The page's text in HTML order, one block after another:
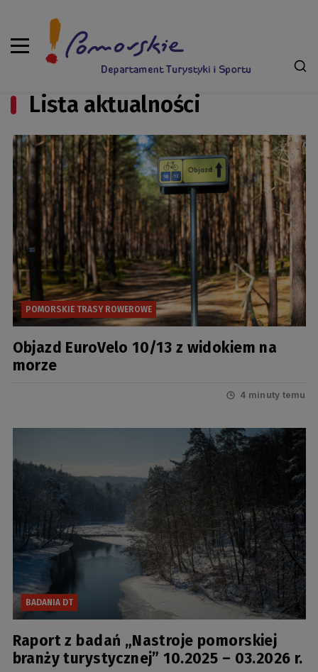
Lista aktualności
POMORSKIE TRASY ROWEROWE
Objazd EuroVelo 10/13 z widokiem na
morze
4 minuty temu
BADANIA DT
Raport z badań „Nastroje pomorskiej
branży turystycznej” 10.2025 – 03.2026 r.